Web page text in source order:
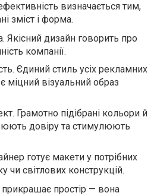
ефективність визначається тим,
зміст і форма.
Якісний дизайн говорить про
компанії.
Єдиний стиль усіх рекламних
міцний візуальний образ
Грамотно підібрані кольори й
довіру та стимулюють
готує макети у потрібних
чи світлових конструкцій.
простір — вона